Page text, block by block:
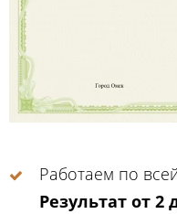
Работаем по
Результат от 2